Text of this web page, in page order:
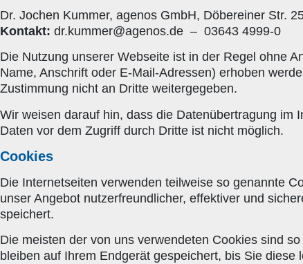
Dr. Jochen Kummer, agenos GmbH, Döbereiner Str.
Kontakt: dr.kummer@agenos.de – 03643 4999-0
Die Nutzung unserer Webseite ist in der Regel ohne
Name, Anschrift oder E-Mail-Adressen) erhoben
Zustimmung nicht an Dritte weitergegeben.
Wir weisen darauf hin, dass die Datenübertragung im
Daten vor dem Zugriff durch Dritte ist nicht möglich.
Cookies
Die Internetseiten verwenden teilweise so genannte
unser Angebot nutzerfreundlicher, effektiver und
speichert.
Die meisten der von uns verwendeten Cookies sind
bleiben auf Ihrem Endgerät gespeichert, bis Sie